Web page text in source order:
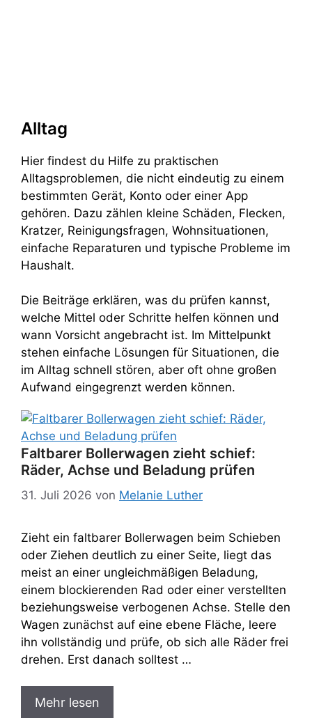
Alltag
Hier findest du Hilfe zu praktischen
Alltagsproblemen, die nicht eindeutig zu einem
bestimmten Gerät, Konto oder einer App
gehören. Dazu zählen kleine Schäden, Flecken,
Kratzer, Reinigungsfragen, Wohnsituationen,
einfache Reparaturen und typische Probleme im
Haushalt.
Die Beiträge erklären, was du prüfen kannst,
welche Mittel oder Schritte helfen können und
wann Vorsicht angebracht ist. Im Mittelpunkt
stehen einfache Lösungen für Situationen, die
im Alltag schnell stören, aber oft ohne großen
Aufwand eingegrenzt werden können.
Faltbarer Bollerwagen zieht schief:
Räder, Achse und Beladung prüfen
31. Juli 2026 von Melanie Luther
Zieht ein faltbarer Bollerwagen beim Schieben
oder Ziehen deutlich zu einer Seite, liegt das
meist an einer ungleichmäßigen Beladung,
einem blockierenden Rad oder einer verstellten
beziehungsweise verbogenen Achse. Stelle den
Wagen zunächst auf eine ebene Fläche, leere
ihn vollständig und prüfe, ob sich alle Räder frei
drehen. Erst danach solltest …
Mehr lesen